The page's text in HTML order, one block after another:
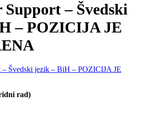
Support – Švedski
– POZICIJA JE
rad)